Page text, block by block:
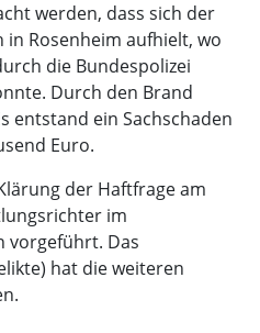
werden, dass sich der
in Rosenheim aufhielt, wo
die Bundespolizei
Durch den Brand
entstand ein Sachschaden
Euro.
der Haftfrage am
im
vorgeführt. Das
hat die weiteren